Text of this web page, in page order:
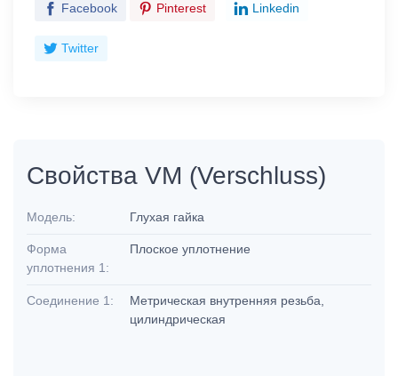
Facebook Pinterest Linkedin
Twitter
Свойства VM (Verschluss)
Модель: Глухая гайка
Форма
уплотнения 1:
Плоское уплотнение
Соединение 1:
Метрическая внутренняя резьба,
цилиндрическая